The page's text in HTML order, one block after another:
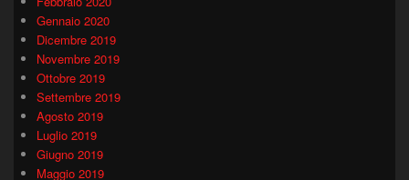
Gennaio 2020
Dicembre 2019
Novembre 2019
Ottobre 2019
Settembre 2019
Agosto 2019
Luglio 2019
Giugno 2019
Maggio 2019